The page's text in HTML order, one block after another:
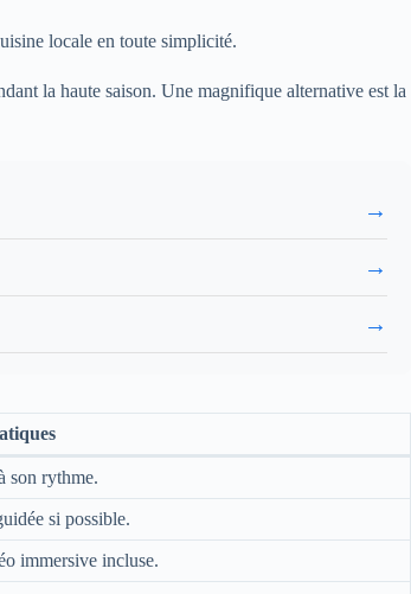
locale en toute simplicité.
la haute saison. Une magnifique alternative est la
→
→
→
son rythme.
si possible.
immersive incluse.